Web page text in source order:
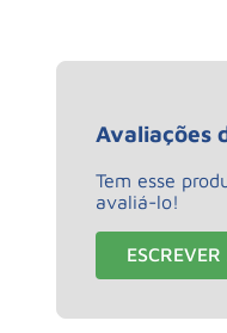
Avaliações
Tem esse
avaliá-lo!